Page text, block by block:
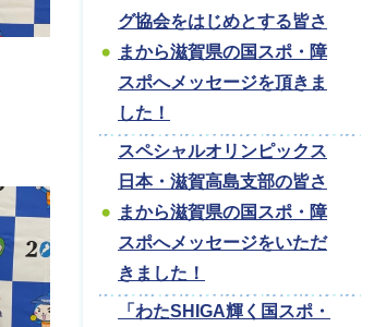
グ協会をはじめとする皆さ
まから滋賀県の国スポ・障
スポへメッセージを頂きま
した！
スペシャルオリンピックス
日本・滋賀高島支部の皆さ
まから滋賀県の国スポ・障
スポへメッセージをいただ
きました！
「わたSHIGA輝く国スポ・